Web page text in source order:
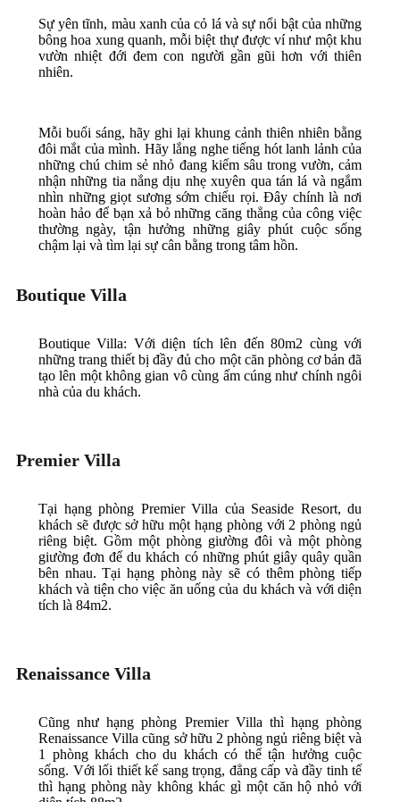
Sự yên tĩnh, màu xanh của cỏ lá và sự nổi bật của những
bông hoa xung quanh, mỗi biệt thự được ví như một khu
vườn nhiệt đới đem con người gần gũi hơn với thiên
nhiên.
Mỗi buổi sáng, hãy ghi lại khung cảnh thiên nhiên bằng
đôi mắt của mình. Hãy lắng nghe tiếng hót lanh lảnh của
những chú chim sẻ nhỏ đang kiếm sâu trong vườn, cảm
nhận những tia nắng dịu nhẹ xuyên qua tán lá và ngắm
nhìn những giọt sương sớm chiếu rọi. Đây chính là nơi
hoàn hảo để bạn xả bỏ những căng thẳng của công việc
thường ngày, tận hưởng những giây phút cuộc sống
chậm lại và tìm lại sự cân bằng trong tâm hồn.
Boutique Villa
Boutique Villa: Với diện tích lên đến 80m2 cùng với
những trang thiết bị đầy đủ cho một căn phòng cơ bản đã
tạo lên một không gian vô cùng ấm cúng như chính ngôi
nhà của du khách.
Premier Villa
Tại hạng phòng Premier Villa của Seaside Resort, du
khách sẽ được sở hữu một hạng phòng với 2 phòng ngủ
riêng biệt. Gồm một phòng giường đôi và một phòng
giường đơn để du khách có những phút giây quây quần
bên nhau. Tại hạng phòng này sẽ có thêm phòng tiếp
khách và tiện cho việc ăn uống của du khách và với diện
tích là 84m2.
Renaissance Villa
Cũng như hạng phòng Premier Villa thì hạng phòng
Renaissance Villa cũng sở hữu 2 phòng ngủ riêng biệt và
1 phòng khách cho du khách có thể tận hưởng cuộc
sống. Với lối thiết kế sang trọng, đẳng cấp và đầy tinh tế
thì hạng phòng này không khác gì một căn hộ nhỏ với